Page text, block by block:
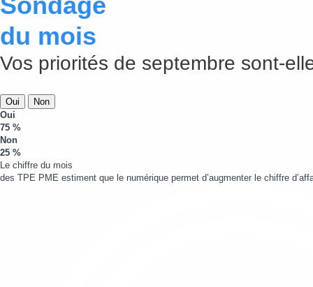
du mois
Vos priorités de septembre sont-
Oui
Non
Oui
75 %
Non
25 %
Le chiffre du mois
des TPE PME estiment que le numérique permet d’augmenter le chiffre